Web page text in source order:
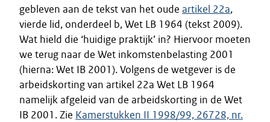
gebleven aan de tekst van het oude artikel 22a,
vierde lid, onderdeel b, Wet LB 1964 (tekst 2009).
Wat hield die ‘huidige praktijk’ in? Hiervoor moeten
we terug naar de Wet inkomstenbelasting 2001
(hierna: Wet IB 2001). Volgens de wetgever is de
arbeidskorting van artikel 22a Wet LB 1964
namelijk afgeleid van de arbeidskorting in de Wet
IB 2001. Zie Kamerstukken II 1998/99, 26728, nr.